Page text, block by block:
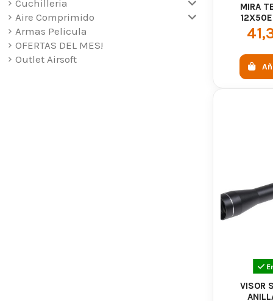
Las miras
El precio
precios de
¿Por
Productos
MIRA
VISOR
Cuchilleria
Aire Comprimido
Armas Pelicula
OFERTAS DEL MES!
Outlet Airsoft